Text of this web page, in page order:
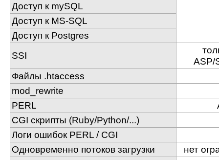
Доступ к mySQL
Доступ к MS-SQL
Доступ к Postgres
SSI
ASP/
Файлы .htaccess
mod_rewrite
PERL
CGI скрипты (Ruby/Python/...)
Логи ошибок PERL / CGI
Одновременно потоков загрузки
нет